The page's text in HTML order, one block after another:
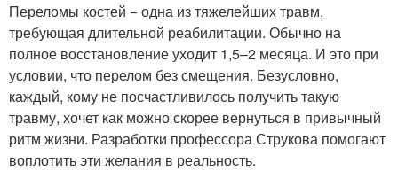
Переломы костей − одна из тяжелейших травм,
требующая длительной реабилитации. Обычно на
полное восстановление уходит 1,5–2 месяца. И это при
условии, что перелом без смещения. Безусловно,
каждый, кому не посчастливилось получить такую
травму, хочет как можно скорее вернуться в привычный
ритм жизни. Разработки профессора Струкова помогают
воплотить эти желания в реальность.